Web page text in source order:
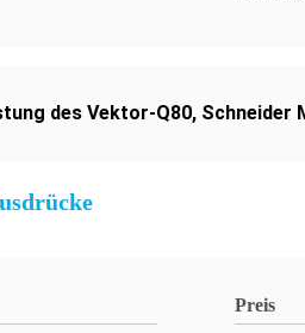
des Vektor-Q80, Schneider
Preis